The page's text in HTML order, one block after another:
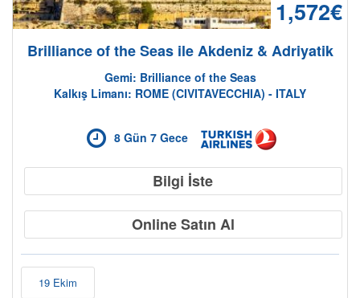
1,572€
Brilliance of the Seas ile Akdeniz & Adriyatik
Gemi: Brilliance of the Seas
Kalkış Limanı: ROME (CIVITAVECCHIA) - ITALY
8 Gün 7 Gece
Bilgi İste
Online Satın Al
19 Ekim